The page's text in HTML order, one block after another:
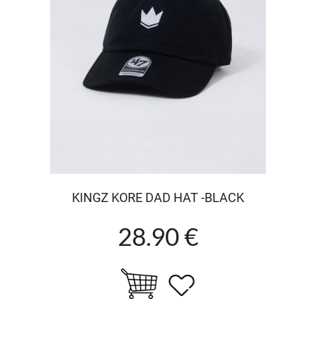
KINGZ KORE DAD HAT -BLACK
28.90 €